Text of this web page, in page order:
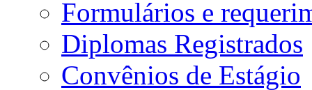
Formulários e
Diplomas Registrados
Convênios de Estágio